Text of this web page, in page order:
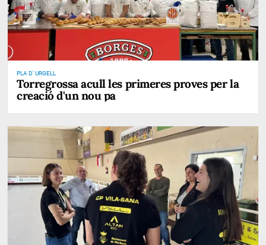
PLA D' URGELL
Torregrossa acull les primeres proves per la
creació d'un nou pa